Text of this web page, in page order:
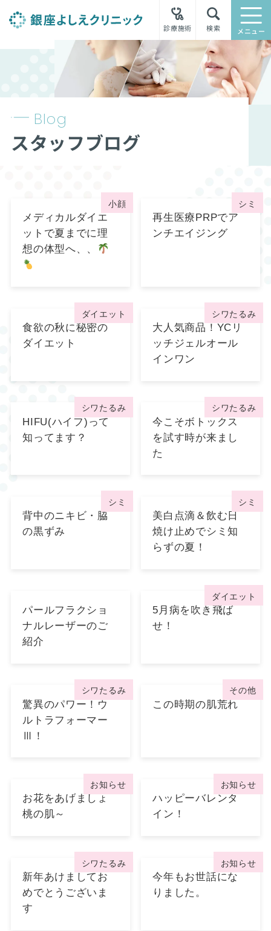
診療施術 検索 メニュー
Blog
スタッフブログ
小顔
メディカルダイエ
ットで夏までに理
想の体型へ、、
シミ
再生医療PRPでア
ンチエイジング
ダイエット
食欲の秋に秘密の
ダイエット
シワたるみ
大人気商品！YCリ
ッチジェルオール
インワン
シワたるみ
HIFU(ハイフ)って
知ってます？
シワたるみ
今こそボトックス
を試す時が来まし
た
シミ
背中のニキビ・脇
の黒ずみ
シミ
美白点滴＆飲む日
焼け止めでシミ知
らずの夏！
パールフラクショ
ナルレーザーのご
紹介
ダイエット
5月病を吹き飛ば
せ！
シワたるみ
驚異のパワー！ウ
ルトラフォーマー
Ⅲ！
その他
この時期の肌荒れ
お知らせ
お花をあげましょ
桃の肌～
お知らせ
ハッピーバレンタ
イン！
シワたるみ
新年あけましてお
めでとうございま
す
お知らせ
今年もお世話にな
りました。